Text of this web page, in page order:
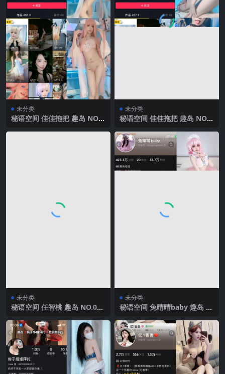
未分类
秘语空间 佳佳拖把 趣岛 NO.0
版
未分类
秘语空间 佳佳拖把 趣岛 NO.0
完整版
未分类
秘语空间 任智桃 趣岛 NO.030
版
未分类
秘语空间 兔晴晴baby 趣岛 N
新完整版